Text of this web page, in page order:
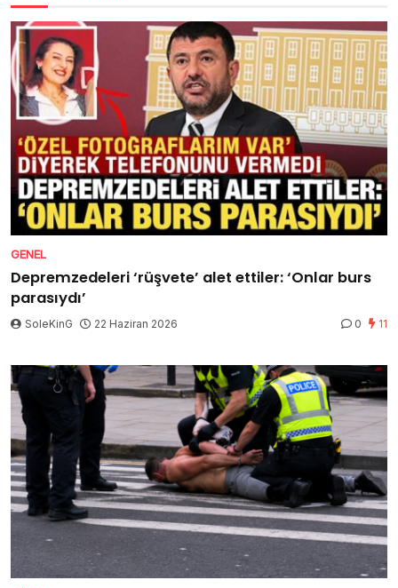
GENEL
Depremzedeleri ‘rüşvete’ alet ettiler: ‘Onlar burs
parasıydı’
SoleKinG 22 Haziran 2026 0 11